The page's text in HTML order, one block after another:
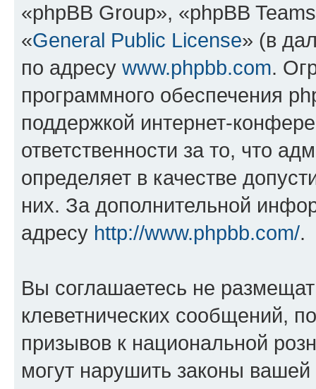
«phpBB Group», «phpBB
«General Public License» (в
по адресу www.phpbb.com.
программного обеспечения
поддержкой интернет-
ответственности за то, что
определяет в качестве
них. За дополнительной
адресу http://www.phpbb.com/.
Вы соглашаетесь не
клеветнических сообщений,
призывов к национальной
могут нарушить законы